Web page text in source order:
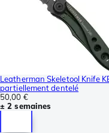
Leatherman Skeletool Knife
partiellement dentelé
50,00 €
± 2 semaines